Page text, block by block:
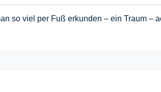
so viel per Fuß erkunden – ein Traum –